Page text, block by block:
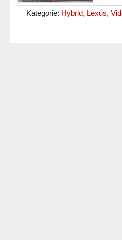
Kategorie: Hybrid, Lexus,